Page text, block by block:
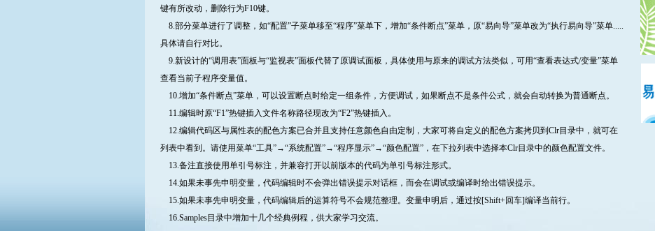
键有所改动，删除行为F10键。
8.部分菜单进行了调整，如“配置”子菜单移至“程序”菜单下，增加“条件断点”菜单，原“易向导”菜单改为“执行易向导”菜单.....
具体请自行对比。
9.新设计的“调用表”面板与“监视表”面板代替了原调试面板，具体使用与原来的调试方法类似，可用“查看表达式/变量”菜单
查看当前子程序变量值。
10.增加“条件断点”菜单，可以设置断点时给定一组条件，方便调试，如果断点不是条件公式，就会自动转换为普通断点。
11.编辑时原“F1”热键插入文件名称路径现改为“F2”热键插入。
12.编辑代码区与属性表的配色方案已合并且支持任意颜色自由定制，大家可将自定义的配色方案拷贝到Clr目录中，就可在
列表中看到。请使用菜单“工具”→“系统配置”→“程序显示”→“颜色配置”，在下拉列表中选择本Clr目录中的颜色配置文件。
13.备注直接使用单引号标注，并兼容打开以前版本的代码为单引号标注形式。
14.如果未事先申明变量，代码编辑时不会弹出错误提示对话框，而会在调试或编译时给出错误提示。
15.如果未事先申明变量，代码编辑后的运算符号不会规范整理。变量申明后，通过按[Shift+回车]编译当前行。
16.Samples目录中增加十几个经典例程，供大家学习交流。